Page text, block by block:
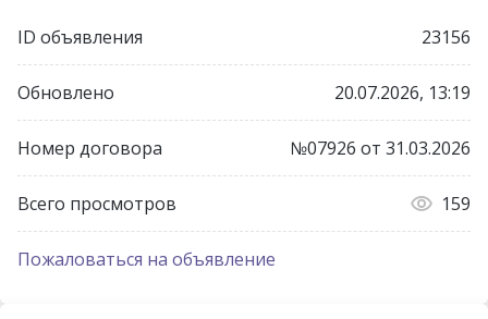
ID объявления 23156
Обновлено 20.07.2026, 13:19
Номер договора №07926 от 31.03.2026
Всего просмотров 159
Пожаловаться на объявление